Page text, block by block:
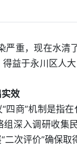
严重，现在水清
益于永川区人
效
四商”机制是指
组深入调研收集
二次评价”确保取